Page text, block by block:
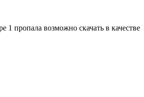
1 пропала возможно скачать в качестве